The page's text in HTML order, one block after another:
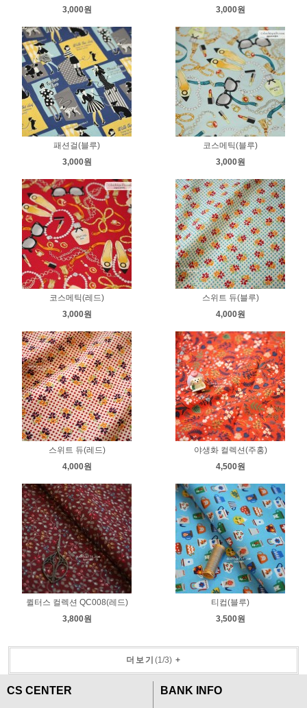
3,000원
3,000원
패션걸(블루)
3,000원
코스메틱(블루)
3,000원
코스메틱(레드)
3,000원
스위트 듀(블루)
4,000원
스위트 듀(레드)
4,000원
야생화 컬렉션(주홍)
4,500원
퀼터스 컬렉션 QC008(레드)
3,800원
티컵(블루)
3,500원
더보기 (1/3)+
CS CENTER
BANK INFO